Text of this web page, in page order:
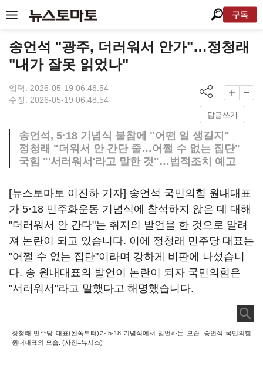
구독
송언석 "광주, 더러워서 안가"…정청래
"내가 잘못 읽었나"
입력: 2026-05-19 06:48:54
수정: 2026-05-19 06:48:54
답글쓰기
송언석, 5·18 기념식 불참에 "어떤 일 생길지"
정청래 "더워서 안 간단 줄…어쩔 수 없는 집단"
국힘 "'서러워서'라고 말한 것"…법적조치 예고
[뉴스토마토 이진하 기자] 송언석 국민의힘 원내대표
가 5·18 민주화운동 기념식에 참석하지 않은 데 대해
"더러워서 안 간다"는 취지의 발언을 한 것으로 알려
져 논란이 되고 있습니다. 이에 정청래 민주당 대표는
"어쩔 수 없는 집단"이라며 강하게 비판에 나섰습니
다. 송 원내대표의 발언이 논란이 되자 국민의힘은
"서러워서"라고 말했다고 해명했습니다.
정청래 민주당 대표(왼쪽부터)가 5·18 기념식에서 발언하는 모습. 송언석 국민의힘
원내대표의 모습. (사진=뉴시스)